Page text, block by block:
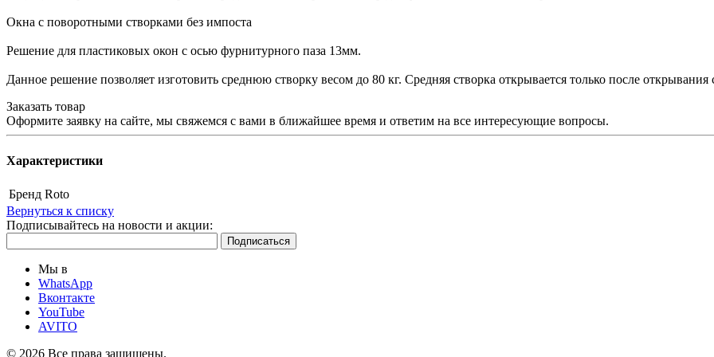
Окна с поворотными створками без импоста
Решение для пластиковых окон с осью фурнитурного паза 13мм.
Данное решение позволяет изготовить среднюю створку весом до 80 кг. Средняя створка открывается только после открывания
Заказать товар
Оформите заявку на сайте, мы свяжемся с вами в ближайшее время и ответим на все интересующие вопросы.
Характеристики
Бренд Roto
Вернуться к списку
Подписывайтесь на новости и акции:
Мы в
WhatsApp
Вконтакте
YouTube
AVITO
© 2026 Все права защищены.